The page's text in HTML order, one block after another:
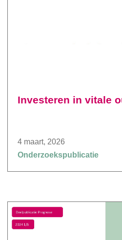
Investeren in vitale
4 maart, 2026
Onderzoekspublicatie